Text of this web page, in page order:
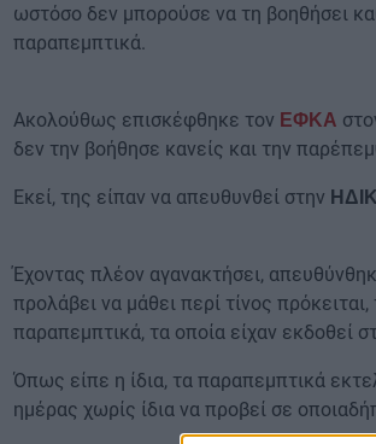
ωστόσο δεν μπορούσε να τη βοηθήσει
παραπεμπτικά.
Ακολούθως επισκέφθηκε τον ΕΦΚΑ
δεν την βοήθησε κανείς και την
Εκεί, της είπαν να απευθυνθεί στην
Έχοντας πλέον αγανακτήσει,
προλάβει να μάθει περί τίνος
παραπεμπτικά, τα οποία είχαν εκδοθεί
Όπως είπε η ίδια, τα παραπεμπτικά
ημέρας χωρίς ίδια να προβεί σε